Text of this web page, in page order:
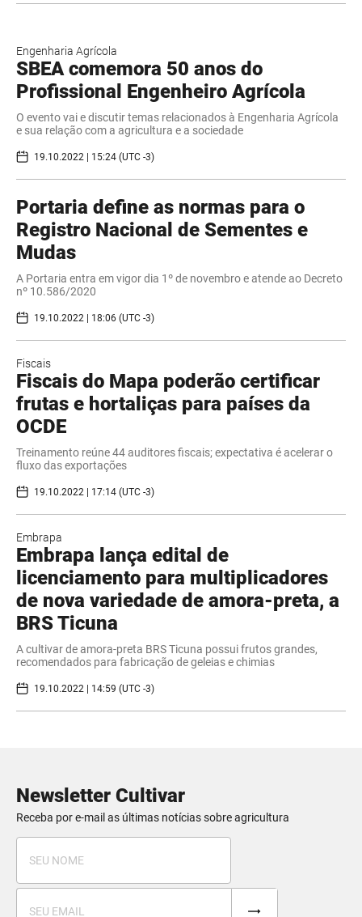
Engenharia Agrícola
SBEA comemora 50 anos do
Profissional Engenheiro Agrícola
O evento vai e discutir temas relacionados à Engenharia Agrícola
e sua relação com a agricultura e a sociedade
19.10.2022 | 15:24 (UTC -3)
Portaria define as normas para o
Registro Nacional de Sementes e
Mudas
A Portaria entra em vigor dia 1º de novembro e atende ao Decreto
nº 10.586/2020
19.10.2022 | 18:06 (UTC -3)
Fiscais
Fiscais do Mapa poderão certificar
frutas e hortaliças para países da
OCDE
Treinamento reúne 44 auditores fiscais; expectativa é acelerar o
fluxo das exportações
19.10.2022 | 17:14 (UTC -3)
Embrapa
Embrapa lança edital de
licenciamento para multiplicadores
de nova variedade de amora-preta, a
BRS Ticuna
A cultivar de amora-preta BRS Ticuna possui frutos grandes,
recomendados para fabricação de geleias e chimias
19.10.2022 | 14:59 (UTC -3)
Newsletter Cultivar
Receba por e-mail as últimas notícias sobre agricultura